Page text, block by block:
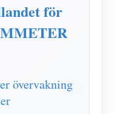
för
övervakning